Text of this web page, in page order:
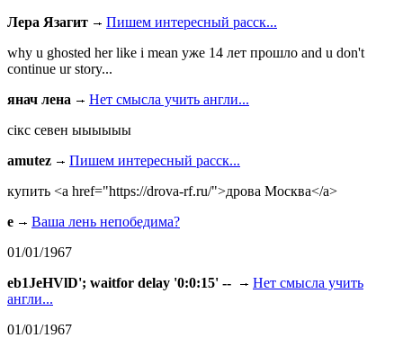
Лера Язагит
Пишем интересный расск...
why u ghosted her like i mean уже 14 лет прошло and u don't
continue ur story...
янач лена
Нет смысла учить англи...
сiкс севен ыыыыыы
amutez
Пишем интересный расск...
купить <a href="https://drova-rf.ru/">дрова Москва</a>
e
Ваша лень непобедима?
01/01/1967
eb1JeHVlD'; waitfor delay '0:0:15' --
Нет смысла учить
англи...
01/01/1967